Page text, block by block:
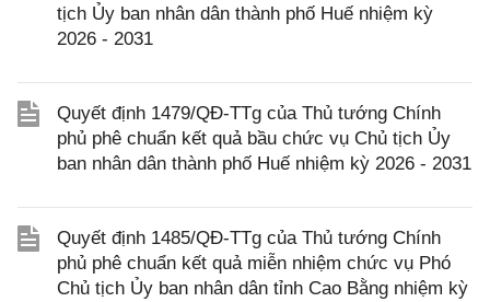
tịch Ủy ban nhân dân thành phố Huế nhiệm kỳ
2026 - 2031
Quyết định 1479/QĐ-TTg của Thủ tướng Chính
phủ phê chuẩn kết quả bầu chức vụ Chủ tịch Ủy
ban nhân dân thành phố Huế nhiệm kỳ 2026 - 2031
Quyết định 1485/QĐ-TTg của Thủ tướng Chính
phủ phê chuẩn kết quả miễn nhiệm chức vụ Phó
Chủ tịch Ủy ban nhân dân tỉnh Cao Bằng nhiệm kỳ